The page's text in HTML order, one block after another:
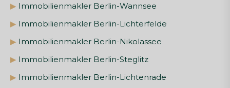
▶ Immobilienmakler Berlin-Wannsee
▶ Immobilienmakler Berlin-Lichterfelde
▶ Immobilienmakler Berlin-Nikolassee
▶ Immobilienmakler Berlin-Steglitz
▶ Immobilienmakler Berlin-Lichtenrade